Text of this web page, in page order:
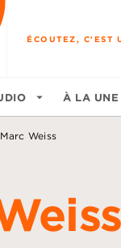
ÉCOUTEZ, C'EST
arrow_drop_down À LA UNE
Marc Weiss